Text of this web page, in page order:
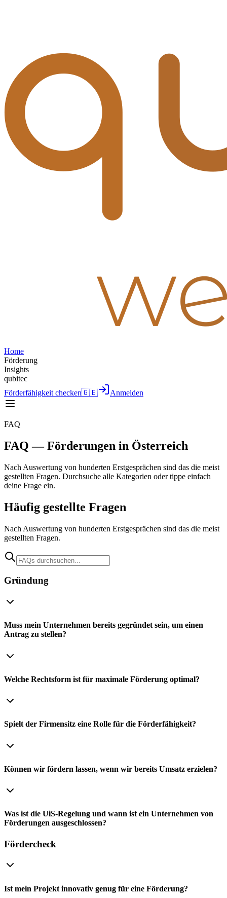
Home
Förderung
Insights
qubitec
Förderfähigkeit checken🇬🇧 Anmelden
FAQ
FAQ — Förderungen in Österreich
Nach Auswertung von hunderten Erstgesprächen sind das die meist
gestellten Fragen. Durchsuche alle Kategorien oder tippe einfach
deine Frage ein.
Häufig gestellte Fragen
Nach Auswertung von hunderten Erstgesprächen sind das die meist
gestellten Fragen.
Gründung
Muss mein Unternehmen bereits gegründet sein, um einen
Antrag zu stellen?
Welche Rechtsform ist für maximale Förderung optimal?
Spielt der Firmensitz eine Rolle für die Förderfähigkeit?
Können wir fördern lassen, wenn wir bereits Umsatz erzielen?
Was ist die UiS-Regelung und wann ist ein Unternehmen von
Förderungen ausgeschlossen?
Fördercheck
Ist mein Projekt innovativ genug für eine Förderung?